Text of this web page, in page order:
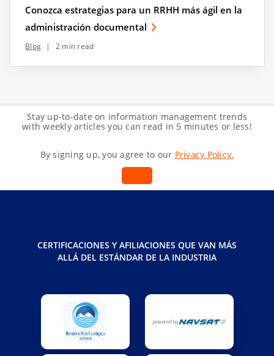
Conozca estrategias para un RRHH más ágil en la
administración documental
Blog | 2 min read
Stay up-to-date on information management trends
with weekly articles you can read in 5 minutes or less!
By signing up, you agree to our Privacy Policy.
CERTIFICACIONES Y AFILIACIONES QUE VAN MÁS
ALLÁ DEL ESTÁNDAR DE LA INDUSTRIA